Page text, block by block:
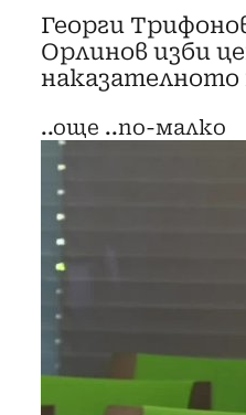
Георги
Орлинов изби
наказателното
..още ..по-малко